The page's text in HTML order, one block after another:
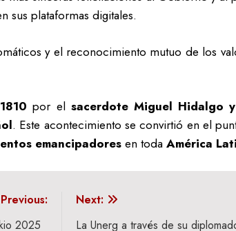
sus plataformas digitales.
y el reconocimiento mutuo de los
por el sacerdote Miguel Hidalgo
. Este acontecimiento se convirtió en el
emancipadores en toda América
Previous:
2025
Next:
La Unerg a través de su